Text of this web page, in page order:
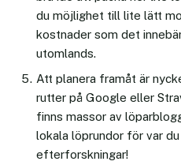
du möjlighet till lite lätt
kostnader som det
utomlands.
Att planera framåt är
rutter på Google eller
finns massor av
lokala löprundor för var
efterforskningar!